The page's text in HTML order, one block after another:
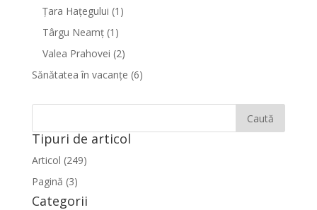
Țara Hațegului (1)
Târgu Neamţ(1)
Valea Prahovei (2)
Sănătatea în vacanțe (6)
Tipuri de articol
Articol (249)
Pagină (3)
Categorii